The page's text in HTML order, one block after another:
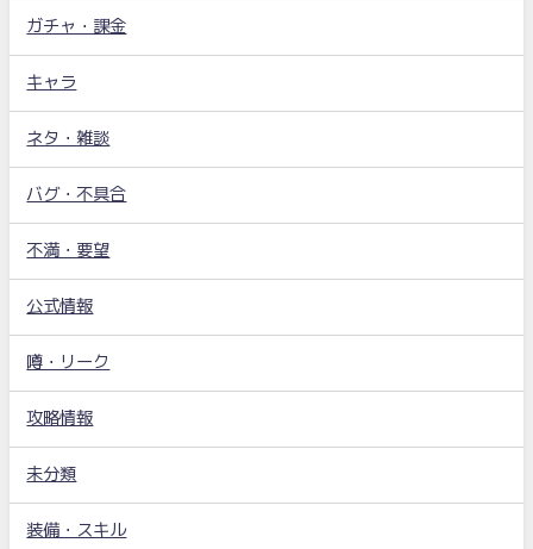
ガチャ・課金
キャラ
ネタ・雑談
バグ・不具合
不満・要望
公式情報
噂・リーク
攻略情報
未分類
装備・スキル